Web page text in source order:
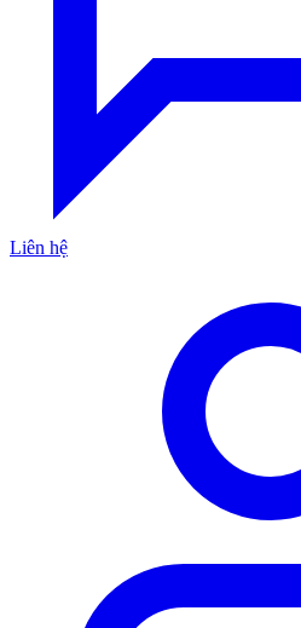
Liên hệ